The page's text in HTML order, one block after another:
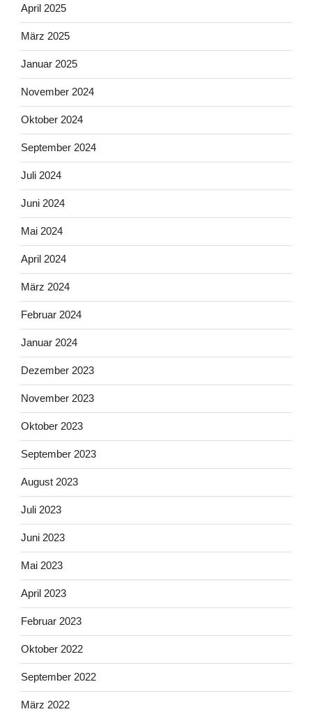
April 2025
März 2025
Januar 2025
November 2024
Oktober 2024
September 2024
Juli 2024
Juni 2024
Mai 2024
April 2024
März 2024
Februar 2024
Januar 2024
Dezember 2023
November 2023
Oktober 2023
September 2023
August 2023
Juli 2023
Juni 2023
Mai 2023
April 2023
Februar 2023
Oktober 2022
September 2022
März 2022